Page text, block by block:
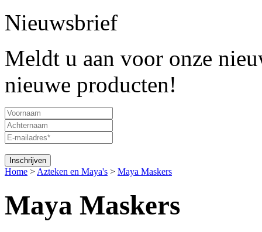
Nieuwsbrief
Meldt u aan voor onze
nieuwe producten!
Home > Azteken en Maya's > Maya Maskers
Maya Maskers